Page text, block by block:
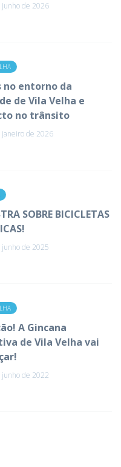
de 2026
no entorno da
de Vila Velha e
no trânsito
de 2026
SOBRE BICICLETAS
de 2025
A Gincana
de Vila Velha vai
de 2022